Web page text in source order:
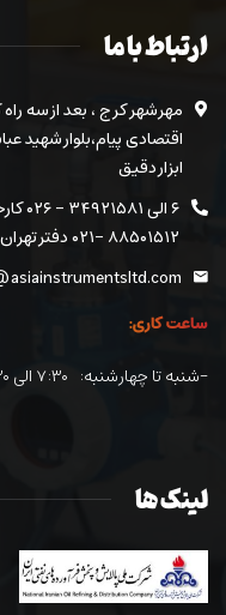
ارتباط با ما
مهرشهر کرج ، بعد از سه
اقتصادی پیام،بلوار شهید
ابزار دقیق
۶ الی ۳۴۹۲۱۵۸۱ - ۰۲۶ کارخانه
۸۸۵۰۱۵۱۲ -۰۲۱ دفتر تهران
ساعت کاری:
-شنبه تا چهارشنبه: ۷:۳۰ الی ۱۵:۳۰
لینک ها